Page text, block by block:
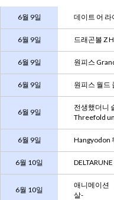
6월 9일 데이트 어
6월 9일 드래곤볼 Z
6월 9일 원피스
6월 9일 원피스 월드
6월 9일
전생했더니
Threefold
6월 9일 Hangyodon
6월 10일
6월 10일
애니메이션
살-